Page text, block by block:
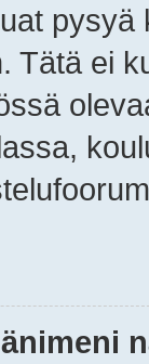
Tätä ei